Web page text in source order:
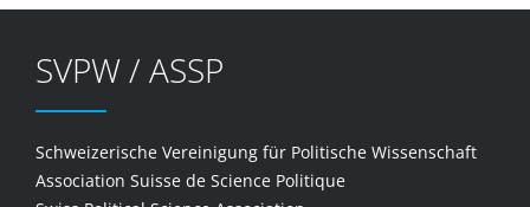
SVPW / ASSP
Schweizerische Vereinigung für Politische Wissenschaft
Association Suisse de Science Politique